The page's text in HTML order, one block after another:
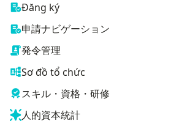
Đăng ký
申請ナビゲーション
発令管理
Sơ đồ tổ chức
スキル・資格・研修
人的資本統計